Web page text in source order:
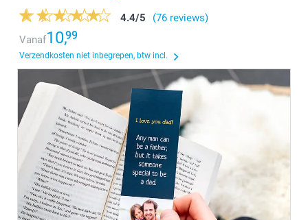
4.4/5
(76 reviews)
Vanaf10,99
Verzendkosten niet inbegrepen, btw incl.